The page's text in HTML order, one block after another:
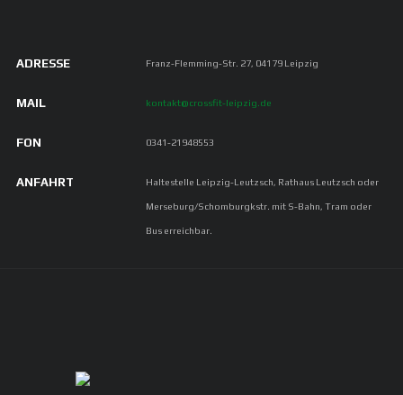
ADRESSE Franz-Flemming-Str. 27, 04179 Leipzig
MAIL kontakt@crossfit-leipzig.de
FON 0341-21948553
ANFAHRT Haltestelle Leipzig-Leutzsch, Rathaus Leutzsch oder
Merseburg/Schomburgkstr. mit S-Bahn, Tram oder
Bus erreichbar.